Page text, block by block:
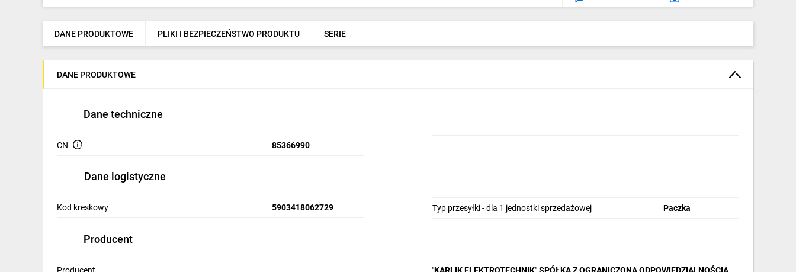
Odzież ochronna i BHP
Elektronika
Telewizja naziemna i satelitarna
Wentylacja i rekuperacja
DANE PRODUKTOWE PLIKI I BEZPIECZEŃSTWO PRODUKTU SERIE
DANE PRODUKTOWE
Dane techniczne
CN 85366990
Dane logistyczne
Kod kreskowy 5903418062729 Typ przesyłki - dla 1 jednostki sprzedażowej Paczka
Producent
Producent "KARLIK ELEKTROTECHNIK" SPÓŁKA Z OGRANICZONĄ ODPOWIEDZIALNOŚCIĄ